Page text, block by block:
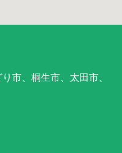
市、桐生市、太田市、